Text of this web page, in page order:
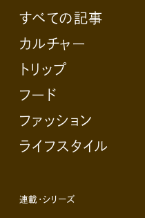
すべての記事
カルチャー
トリップ
フード
ファッション
ライフスタイル
連載・シリーズ